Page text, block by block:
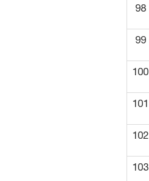
98
99
100
101
102
103